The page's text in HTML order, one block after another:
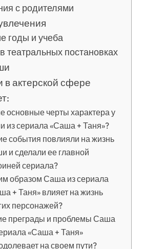
с родителями
годы и учеба
театральных постановках
актерской сфере
основные черты характера у
из сериала «Саша + Таня»?
события повлияли на жизнь
и сделали ее главной
сериала?
образом Саша из сериала
+ Таня» влияет на жизнь
персонажей?
преграды и проблемы Саша
«Саша + Таня»
на своем пути?